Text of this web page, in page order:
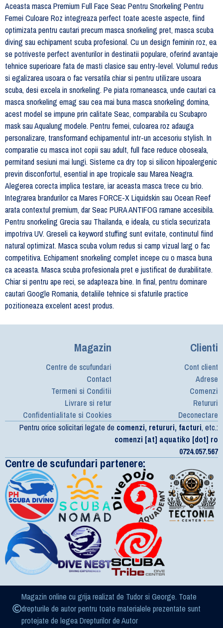
Aceasta masca Premium Full Face Seac Pentru Snorkeling Pentru
Femei Culoare Roz integreaza perfect toate aceste aspecte, fiind
optimizata pentru cautari precum masca snorkeling pret, masca scuba
diving sau echipament scuba profesional. Cu un design feminin roz, ea
se potriveste perfect aventurilor in destinatii populare, oferind avantaje
tehnice superioare fata de masti clasice sau entry-level. Volumul redus
si egalizarea usoara o fac versatila chiar si pentru utilizare usoara
scuba, desi excela in snorkeling. Pe piata romaneasca, unde cautari ca
masca snorkeling emag sau cea mai buna masca snorkeling domina,
acest model se impune prin calitate Seac, comparabila cu Scubapro
mask sau Aqualung modele. Pentru femei, culoarea roz adauga
personalizare, transformand echipamentul intr-un accesoriu stylish. In
comparatie cu masca inot copii sau adult, full face reduce oboseala,
permitand sesiuni mai lungi. Sisteme ca dry top si silicon hipoalergenic
previn disconfortul, esential in ape tropicale sau Marea Neagra.
Alegerea corecta implica testare, iar aceasta masca trece cu brio.
Integrarea brandurilor ca Mares FORCE-X Liquidskin sau Ocean Reef
arata contextul premium, dar Seac PURA ANTIFOG ramane accesibila.
Pentru snorkeling Grecia sau Thailanda, e ideala, cu sticla securizata
impotriva UV. Greseli ca keyword stuffing sunt evitate, continutul fiind
natural optimizat. Masca scuba volum redus si camp vizual larg o fac
competitiva. Echipament snorkeling complet incepe cu o masca buna
ca aceasta. Masca scuba profesionala pret e justificat de durabilitate.
Chiar si pentru ape reci, se adapteaza bine. In final, pentru dominare
cautari Google Romania, detaliile tehnice si sfaturile practice
pozitioneaza excelent acest produs.
Magazin
Centre de scufundari
Contact
Termeni si Conditii
Livrare si retur
Confidentialitate si Cookies
Clienti
Cont client
Adrese
Comenzi
Retururi
Deconectare
Pentru orice solicitari legate de comenzi, retururi, facturi, etc.:
comenzi [at] aquatiko [dot] ro
0724.057.567
Centre de scufundari partenere:
Magazin online cu grija realizat de Tudor si George. Toate
drepturile de autor pentru toate materialele prezentate sunt
protejate de legea Drepturilor de Autor